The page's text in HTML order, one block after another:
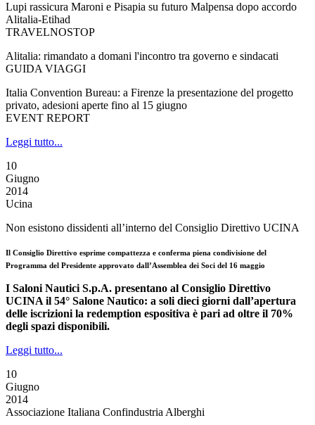
Lupi rassicura Maroni e Pisapia su futuro Malpensa dopo accordo
Alitalia-Etihad
TRAVELNOSTOP
Alitalia: rimandato a domani l'incontro tra governo e sindacati
GUIDA VIAGGI
Italia Convention Bureau: a Firenze la presentazione del progetto
privato, adesioni aperte fino al 15 giugno
EVENT REPORT
Leggi tutto...
10
Giugno
2014
Ucina
Non esistono dissidenti all’interno del Consiglio Direttivo UCINA
Il Consiglio Direttivo esprime compattezza e conferma piena condivisione del
Programma del Presidente approvato dall’Assemblea dei Soci del 16 maggio
I Saloni Nautici S.p.A. presentano al Consiglio Direttivo
UCINA il 54° Salone Nautico: a soli dieci giorni dall’apertura
delle iscrizioni la redemption espositiva è pari ad oltre il 70%
degli spazi disponibili.
Leggi tutto...
10
Giugno
2014
Associazione Italiana Confindustria Alberghi